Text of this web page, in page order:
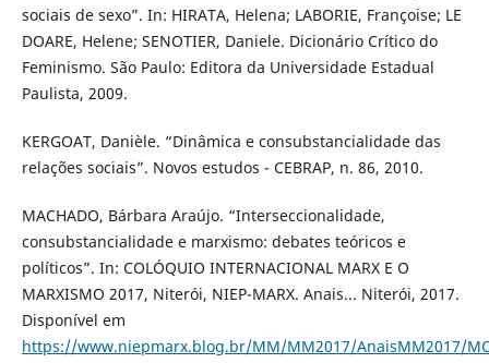
sociais de sexo”. In: HIRATA, Helena; LABORIE, Françoise; LE
DOARE, Helene; SENOTIER, Daniele. Dicionário Crítico do
Feminismo. São Paulo: Editora da Universidade Estadual
Paulista, 2009.
KERGOAT, Danièle. “Dinâmica e consubstancialidade das
relações sociais”. Novos estudos - CEBRAP, n. 86, 2010.
MACHADO, Bárbara Araújo. “Interseccionalidade,
consubstancialidade e marxismo: debates teóricos e
políticos”. In: COLÓQUIO INTERNACIONAL MARX E O
MARXISMO 2017, Niterói, NIEP-MARX. Anais... Niterói, 2017.
Disponível em
https://www.niepmarx.blog.br/MM/MM2017/AnaisMM2017/